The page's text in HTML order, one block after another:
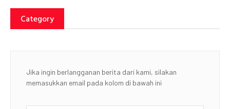
Category
Jika ingin berlangganan berita dari kami, silakan
memasukkan email pada kolom di bawah ini